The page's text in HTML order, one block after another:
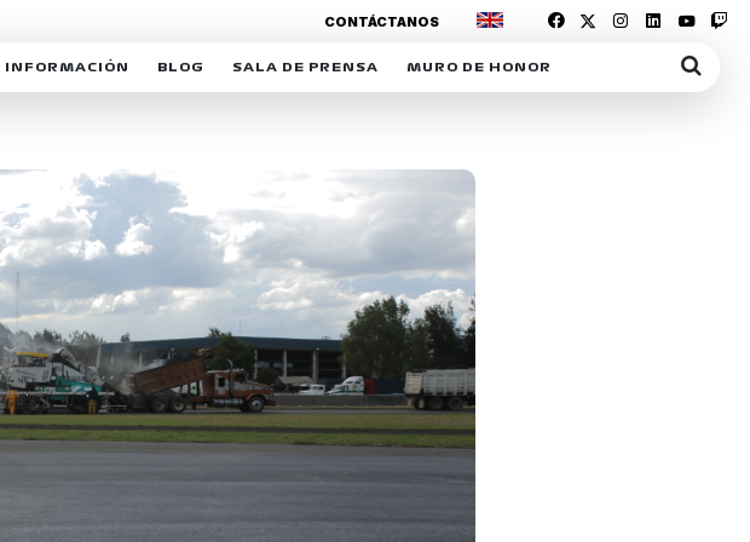
INFORMACIÓN
DERECHO DE PRIMERA OPCIÓN
REFORESTEMOS JUNTOS
MOTORSPORT ACADEMY
VOLUNTARIOS
EXPOSICIÓN FOTOGRÁFICA
CAMPEONATO
PATROCINADORES
LEGALES TICKETMASTER
BLOG
MEXICOGP
INTERACTIVOS
SALA DE PRENSA
ACREDITACIONES
MURO DE HONOR
CONTÁCTANOS